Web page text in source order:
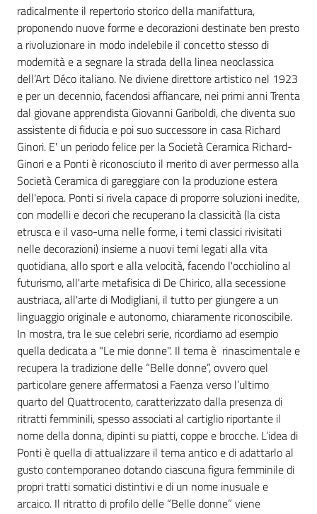
radicalmente il repertorio storico della manifattura,
proponendo nuove forme e decorazioni destinate ben presto
a rivoluzionare in modo indelebile il concetto stesso di
modernità e a segnare la strada della linea neoclassica
dell’Art Déco italiano. Ne diviene direttore artistico nel 1923
e per un decennio, facendosi affiancare, nei primi anni Trenta
dal giovane apprendista Giovanni Gariboldi, che diventa suo
assistente di fiducia e poi suo successore in casa Richard
Ginori. E' un periodo felice per la Società Ceramica Richard-
Ginori e a Ponti è riconosciuto il merito di aver permesso alla
Società Ceramica di gareggiare con la produzione estera
dell'epoca. Ponti si rivela capace di proporre soluzioni inedite,
con modelli e decori che recuperano la classicità (la cista
etrusca e il vaso-urna nelle forme, i temi classici rivisitati
nelle decorazioni) insieme a nuovi temi legati alla vita
quotidiana, allo sport e alla velocità, facendo l'occhiolino al
futurismo, all'arte metafisica di De Chirico, alla secessione
austriaca, all'arte di Modigliani, il tutto per giungere a un
linguaggio originale e autonomo, chiaramente riconoscibile.
In mostra, tra le sue celebri serie, ricordiamo ad esempio
quella dedicata a "Le mie donne". Il tema è rinascimentale e
recupera la tradizione delle “Belle donne”, ovvero quel
particolare genere affermatosi a Faenza verso l’ultimo
quarto del Quattrocento, caratterizzato dalla presenza di
ritratti femminili, spesso associati al cartiglio riportante il
nome della donna, dipinti su piatti, coppe e brocche. L’idea di
Ponti è quella di attualizzare il tema antico e di adattarlo al
gusto contemporaneo dotando ciascuna figura femminile di
propri tratti somatici distintivi e di un nome inusuale e
arcaico. Il ritratto di profilo delle “Belle donne” viene